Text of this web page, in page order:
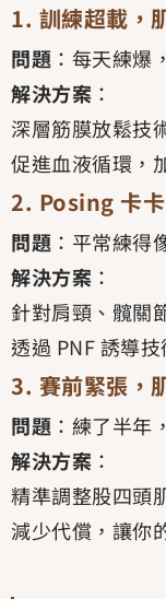
1. 訓練超載，
問題 ：每天練爆
解決方案 ：
深層筋膜放鬆技
促進血液循環，
2. Posing 卡
問題 ：平常練得
解決方案 ：
針對肩頸、髖關
透過 PNF 誘導
3. 賽前緊張，
問題 ：練了半年
解決方案 ：
精準調整股四頭
減少代償，讓你